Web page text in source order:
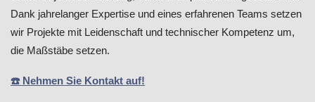
Dank jahrelanger Expertise und eines erfahrenen Teams setzen
wir Projekte mit Leidenschaft und technischer Kompetenz um,
die Maßstäbe setzen.
☎️ Nehmen Sie Kontakt auf!